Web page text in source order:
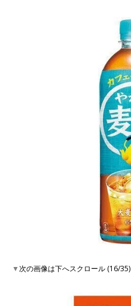
▼次の画像は下へスクロール (16/35)